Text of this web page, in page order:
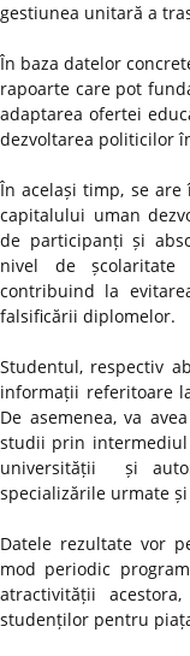
gestiunea unitară a
În baza datelor
rapoarte care pot
adaptarea ofertei
dezvoltarea politicilor
În același timp, se
capitalului uman
de participanți și
nivel de
contribuind la
falsificării diplomelor.
Studentul, respectiv
informații referitoare
De asemenea, va
studii prin intermediul
universității și
specializările urmate
Datele rezultate vor
mod periodic
atractivității
studenților pentru